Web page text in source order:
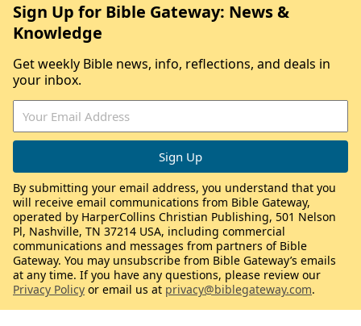
Sign Up for Bible Gateway: News &
Knowledge
Get weekly Bible news, info, reflections, and deals in
your inbox.
By submitting your email address, you understand that you
will receive email communications from Bible Gateway,
operated by HarperCollins Christian Publishing, 501 Nelson
Pl, Nashville, TN 37214 USA, including commercial
communications and messages from partners of Bible
Gateway. You may unsubscribe from Bible Gateway’s emails
at any time. If you have any questions, please review our
Privacy Policy or email us at privacy@biblegateway.com.